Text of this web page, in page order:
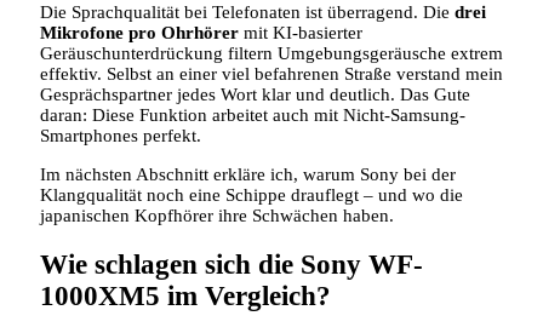
Die Sprachqualität bei Telefonaten ist überragend. Die drei
Mikrofone pro Ohrhörer mit KI-basierter
Geräuschunterdrückung filtern Umgebungsgeräusche extrem
effektiv. Selbst an einer viel befahrenen Straße verstand mein
Gesprächspartner jedes Wort klar und deutlich. Das Gute
daran: Diese Funktion arbeitet auch mit Nicht-Samsung-
Smartphones perfekt.
Im nächsten Abschnitt erkläre ich, warum Sony bei der
Klangqualität noch eine Schippe drauflegt – und wo die
japanischen Kopfhörer ihre Schwächen haben.
Wie schlagen sich die Sony WF-
1000XM5 im Vergleich?